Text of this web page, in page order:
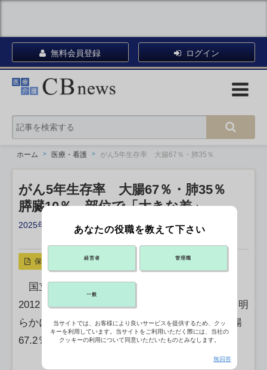
無料会員登録 ログイン
ホーム 医療・看護 がん5年生存率 大腸67％・肺35％
がん5年生存率 大腸67％・肺35％
膵臓10％ 部位で「大きな差」
2025年11月20日 18:20
保存
国立がん研究センターは、全国44都道府県で
2012－15年にがんと診断された人の5年生存率を明
らかにした。15歳以上の男女の部位別では、大腸
67.2％、胃63.5％、肺35.5％などだった。
あなたの役職を教えて下さい
経営者 管理職
一般
当サイトでは、お客様により良いサービスを提供するため、クッ
キーを利用しています。当サイトをご利用いただく際には、当社の
クッキーの利用について同意いただいたものとみなします。
無回答